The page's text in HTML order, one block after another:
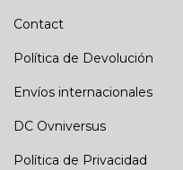
Contact
Política de Devolución
Envíos internacionales
DC Ovniversus
Política de Privacidad